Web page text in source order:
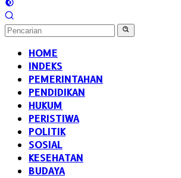
HOME
INDEKS
PEMERINTAHAN
PENDIDIKAN
HUKUM
PERISTIWA
POLITIK
SOSIAL
KESEHATAN
BUDAYA